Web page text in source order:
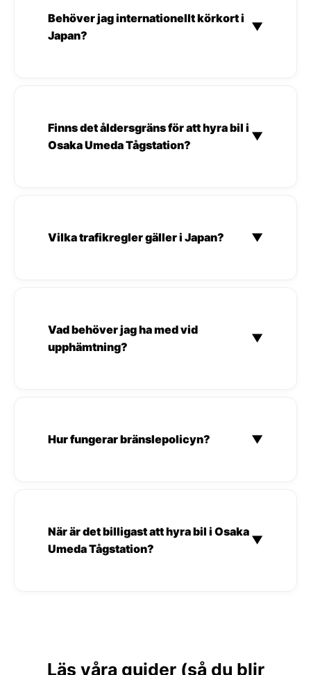
Behöver jag internationellt körkort i
Japan?
▼
Finns det åldersgräns för att hyra bil i
Osaka Umeda Tågstation?
▼
Vilka trafikregler gäller i Japan? ▼
Vad behöver jag ha med vid
upphämtning?
▼
Hur fungerar bränslepolicyn? ▼
När är det billigast att hyra bil i Osaka
Umeda Tågstation?
▼
Läs våra guider (så du blir